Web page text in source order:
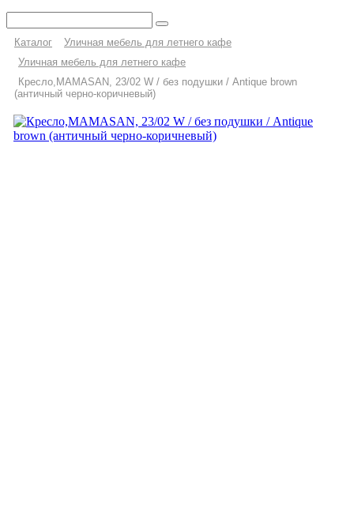
Каталог
Уличная мебель для летнего кафе
Уличная мебель для летнего кафе
Кресло,MAMASAN, 23/02 W / без подушки / Antique brown
(античный черно-коричневый)